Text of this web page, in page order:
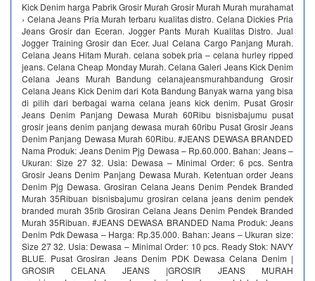
Kick Denim harga Pabrik Grosir Murah Grosir Murah Murah murahamat
› Celana Jeans Pria Murah terbaru kualitas distro. Celana Dickies Pria
Jeans Grosir dan Eceran. Jogger Pants Murah Kualitas Distro. Jual
Jogger Training Grosir dan Ecer. Jual Celana Cargo Panjang Murah.
Celana Jeans Hitam Murah. celana sobek pria – celana hurley ripped
jeans. Celana Cheap Monday Murah. Celana Galeri Jeans Kick Denim
Celana Jeans Murah Bandung celanajeansmurahbandung Grosir
Celana Jeans Kick Denim dari Kota Bandung Banyak warna yang bisa
di pilih dari berbagai warna celana jeans kick denim. Pusat Grosir
Jeans Denim Panjang Dewasa Murah 60Ribu bisnisbajumu pusat
grosir jeans denim panjang dewasa murah 60ribu Pusat Grosir Jeans
Denim Panjang Dewasa Murah 60Ribu. #JEANS DEWASA BRANDED
Nama Produk: Jeans Denim Pjg Dewasa – Rp.60.000. Bahan: Jeans –
Ukuran: Size 27 32. Usia: Dewasa – Minimal Order: 6 pcs. Sentra
Grosir Jeans Denim Panjang Dewasa Murah. Ketentuan order Jeans
Denim Pjg Dewasa. Grosiran Celana Jeans Denim Pendek Branded
Murah 35Ribuan bisnisbajumu grosiran celana jeans denim pendek
branded murah 35rib Grosiran Celana Jeans Denim Pendek Branded
Murah 35Ribuan. #JEANS DEWASA BRANDED Nama Produk: Jeans
Denim Pdk Dewasa – Harga: Rp.35.000. Bahan: Jeans – Ukuran size:
Size 27 32. Usia: Dewasa – Minimal Order: 10 pcs. Ready Stok: NAVY
BLUE. Pusat Grosiran Jeans Denim PDK Dewasa Celana Denim |
GROSIR CELANA JEANS |GROSIR JEANS MURAH